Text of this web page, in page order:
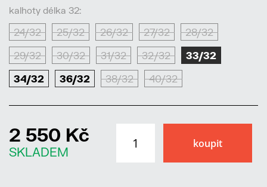
kalhoty délka 32:
24/32 25/32 26/32 27/32 28/32
29/32 30/32 31/32 32/32 33/32
34/32 36/32 38/32 40/32
2 550 Kč
SKLADEM